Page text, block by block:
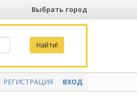
Выбрать город
ВХОД
РЕГИСТРАЦИЯ